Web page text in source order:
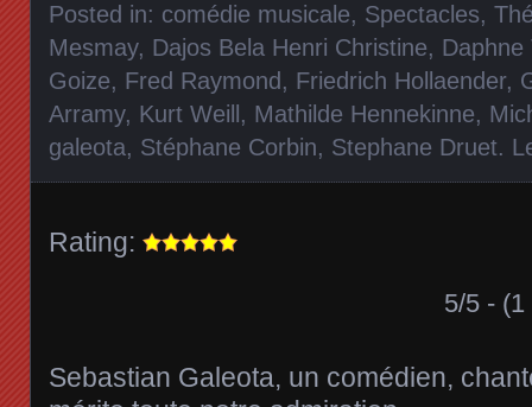
Posted in: comédie musicale, Spectacles,
Mesmay, Dajos Bela Henri Christine, Daphne
Goize, Fred Raymond , Friedrich Hollaender,
Arramy, Kurt Weill , Mathilde Hennekinne,
galeota, Stéphane Corbin, Stephane Druet.
Rating:
5/5 - (1
Sebastian Galeota, un comédien,